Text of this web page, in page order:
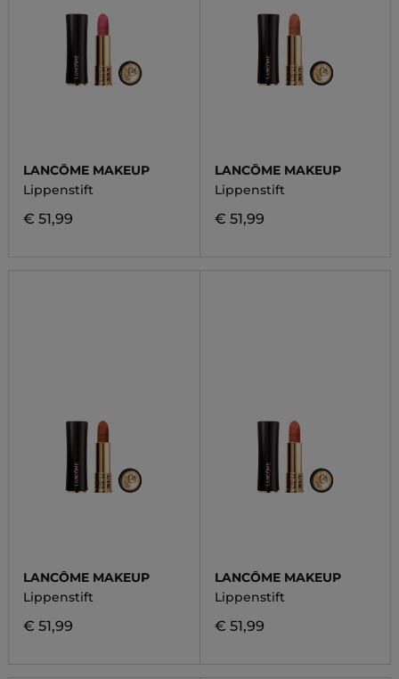
LANCÔME MAKEUP
Lippenstift
€ 51,99
LANCÔME MAKEUP
Lippenstift
€ 51,99
LANCÔME MAKEUP
Lippenstift
€ 51,99
LANCÔME MAKEUP
Lippenstift
€ 51,99